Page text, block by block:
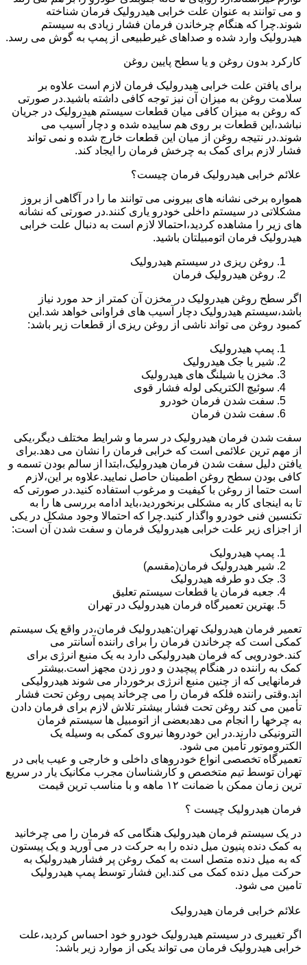
و می توانند به عنوان علت خرابی هیدرولیک فرمان شناخته
شوند.چرا که هنگام چرخاندن فرمان فشار زیادی به سیستم
هیدرولیک وارد شده و صداهای غیرطبیعی از پمپ به گوش می رسد.
کارکرد بدون روغن و یا سطح پایین روغن
برای یافتن علت خرابی هیدرولیک فرمان لازم است علاوه بر
سلامت روغن به میزان آن نیز توجه کافی داشته باشید.در صورتی
که روغن به میزان کافی میان قطعات سیستم هیدرولیک در جریان
نباشد،این قطعات بر روی هم ساییده شده و دچار آسیب می
شوند.در نتیجه روغن از میان این قطعات خارج شده و نمی تواند
فشار لازم برای کمک به چرخش فرمان را ایجاد کند.
علائم خرابی هیدرولیک فرمان چیست؟
همواره برخی نشانه های بیرونی می توانند ما را در آگاهی از بروز
مشکلاتی در سیستم داخلی خودرو یاری کنند.در صورتی که نشانه
های زیر را مشاهده کردید،احتمالا لازم است به دنبال علت خرابی
هیدرولیک فرمان اتومبیلتان باشید.
روغن ریزی در سیستم هیدرولیک
روغن هیدرولیک فرمان
اگر سطح روغن هیدرولیک در مخزن آن کمتر از حد مورد نیاز
باشد،سیستم هیدرولیک دچار آسیب های فراوانی خواهد شد.این
کمبود روغن می تواند ناشی از روغن ریزی از قطعات زیر باشد:
پمپ هیدرولیک
شیر یا جک هیدرولیک
مخزن یا شیلنگ های هیدرولیک
سوئیچ الکتریکی لوله فشار قوی
سفت شدن فرمان خودرو
سفت شدن فرمان
سفت شدن فرمان هیدرولیک در سرما و شرایط مختلف دیگر،یکی
از مهم ترین علائمی است که خرابی فرمان را نشان می دهد.برای
یافتن دلیل سفت شدن فرمان هیدرولیک،ابتدا از سالم بودن تسمه و
کافی بودن سطح روغن اطمینان حاصل نمایید.علاوه بر این،لازم
است حتما از روغن با کیفیت و مرغوب استفاده کنید.در صورتی که
تا به اینجای کار به مشکلی برنخوردید،باید ادامه بررسی ها را به
تکنسین فنی خودرو واگذار کنید.چرا که احتمالا وجود مشکل در یکی
از اجزای زیر علت خرابی هیدرولیک فرمان و سفت شدن آن است:
پمپ هیدرولیک
شیر هیدرولیک فرمان(مقسم)
جک دو طرفه هیدرولیک
جعبه فرمان یا قطعات سیستم تعلیق
بهترین تعمیرگاه فرمان هیدرولیک در تهران
تعمیر فرمان هیدرولیک تهران:هیدرولیک فرمان،در واقع یک سیستم
کمکی است که چرخاندن فرمان را برای راننده آسانتر می
کند.خودرویی که فرمان هیدرولیکی دارد به یک منبع انرژی برای
کمک به راننده در هنگام پیچیدن و دور زدن مجهز است.بیشتر
فرمانهایی که از چنین منبع انرژی برخوردار می شوند هیدرولیکی
اند.وقتی راننده فلکه فرمان را می چرخاند پمپی روغن تحت فشار
تأمین می کند روغن تحت فشار بیشتر تلاش لازم برای فرمان دادن
به چرخها را انجام می دهدبعضی از اتومبیل ها سیستم فرمان
الترونیکی دارند.در این خودروها نیروی کمکی به وسیله یک
الکتروموتور تأمین می شود.
تعمیرگاه تخصصی انواع خودروهای داخلی و خارجی و عیب یابی در
تهران توسط تیم متخصص و کارشناسان مجرب مکانیک یار در سریع
ترین زمان ممکن با ضمانت ۱۲ ماهه و با مناسب ترین قیمت
فرمان هیدرولیک چیست ؟
در یک سیستم فرمان هیدرولیک هنگامی که فرمان را می چرخانید
به کمک دنده پنیون میل دنده را به حرکت در می آورید و یک پیستون
که به میل دنده متصل است به کمک روغن پر فشار هیدرولیک به
حرکت میل دنده کمک می کند.این فشار توسط پمپ هیدرولیک
تامین می شود.
علائم خرابی فرمان هیدرولیک
اگر تغییری در سیستم هیدرولیک خودرو خود احساس کردید،علت
خرابی هیدرولیک فرمان می تواند یکی از موارد زیر باشد: